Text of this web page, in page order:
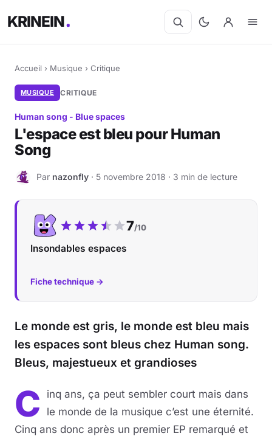
KRINEIN
Accueil › Musique › Critique
MUSIQUE CRITIQUE
Human song - Blue spaces
L'espace est bleu pour Human
Song
N Par nazonfly · 5 novembre 2018 · 3 min de lecture
Notre note :
7/10
Insondables espaces
Fiche technique →
Le monde est gris, le monde est bleu mais
les espaces sont bleus chez Human song.
Bleus, majestueux et grandioses
C
inq ans, ça peut sembler court mais dans
le monde de la musique c’est une éternité.
Cinq ans donc après un premier EP remarqué et